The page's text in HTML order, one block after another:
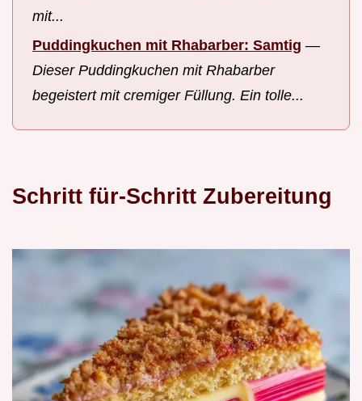
mit...
Puddingkuchen mit Rhabarber: Samtig —
Dieser Puddingkuchen mit Rhabarber
begeistert mit cremiger Füllung. Ein tolle...
Schritt für-Schritt Zubereitung